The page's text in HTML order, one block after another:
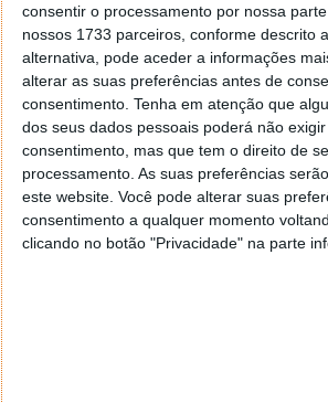
consentir o processamento por nossa
nossos 1733 parceiros, conforme descrito
alternativa, pode aceder a informações
alterar as suas preferências antes de
consentimento. Tenha em atenção que
dos seus dados pessoais poderá não
consentimento, mas que tem o direito de
processamento. As suas preferências
este website. Você pode alterar suas
consentimento a qualquer momento
clicando no botão "Privacidade" na parte
A Apple integrou ainda uma
para reduzir o ruído térmico
possui um circuito de memória que
este tipo de distorção em tempo
imagem seja guardada ou
Prototipagem em curso com
comercial
Segundo “Fixed Focus Digital”, a